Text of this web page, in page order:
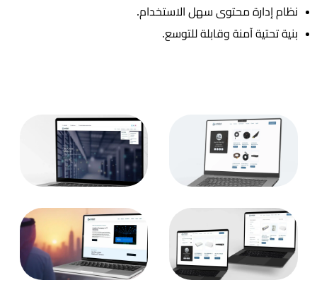
نظام إدارة محتوى سهل الاستخدام.
بنية تحتية آمنة وقابلة للتوسع.